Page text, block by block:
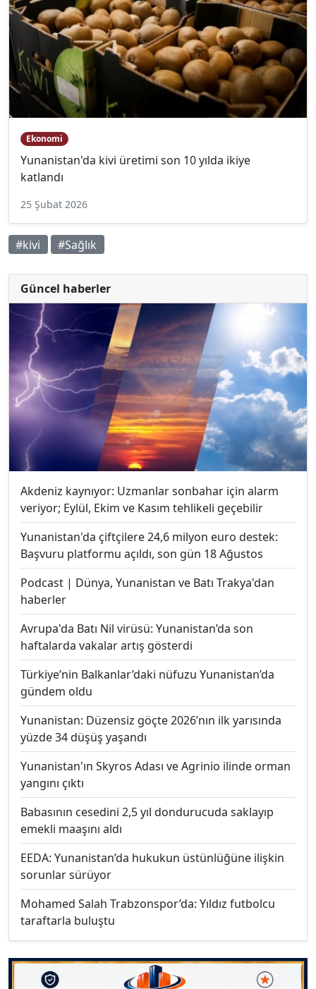
Ekonomi
Yunanistan'da kivi üretimi son 10 yılda ikiye
katlandı
25 Şubat 2026
#kivi #Sağlık
Güncel haberler
Akdeniz kaynıyor: Uzmanlar sonbahar için alarm
veriyor; Eylül, Ekim ve Kasım tehlikeli geçebilir
Yunanistan'da çiftçilere 24,6 milyon euro destek:
Başvuru platformu açıldı, son gün 18 Ağustos
Podcast | Dünya, Yunanistan ve Batı Trakya'dan
haberler
Avrupa'da Batı Nil virüsü: Yunanistan’da son
haftalarda vakalar artış gösterdi
Türkiye’nin Balkanlar’daki nüfuzu Yunanistan’da
gündem oldu
Yunanistan: Düzensiz göçte 2026’nın ilk yarısında
yüzde 34 düşüş yaşandı
Yunanistan'ın Skyros Adası ve Agrinio ilinde orman
yangını çıktı
Babasının cesedini 2,5 yıl dondurucuda saklayıp
emekli maaşını aldı
EEDA: Yunanistan’da hukukun üstünlüğüne ilişkin
sorunlar sürüyor
Mohamed Salah Trabzonspor’da: Yıldız futbolcu
taraftarla buluştu